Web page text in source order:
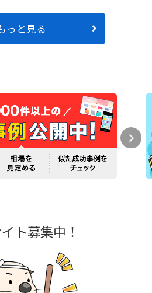
っと見る
ト募集中！